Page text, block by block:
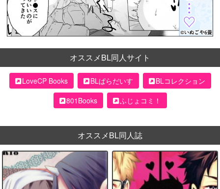
オススメBL同人サイト
LoveCP Books BLぱらだいす
BLコレクション
801Books
ふじょコミ！
オススメBL同人誌